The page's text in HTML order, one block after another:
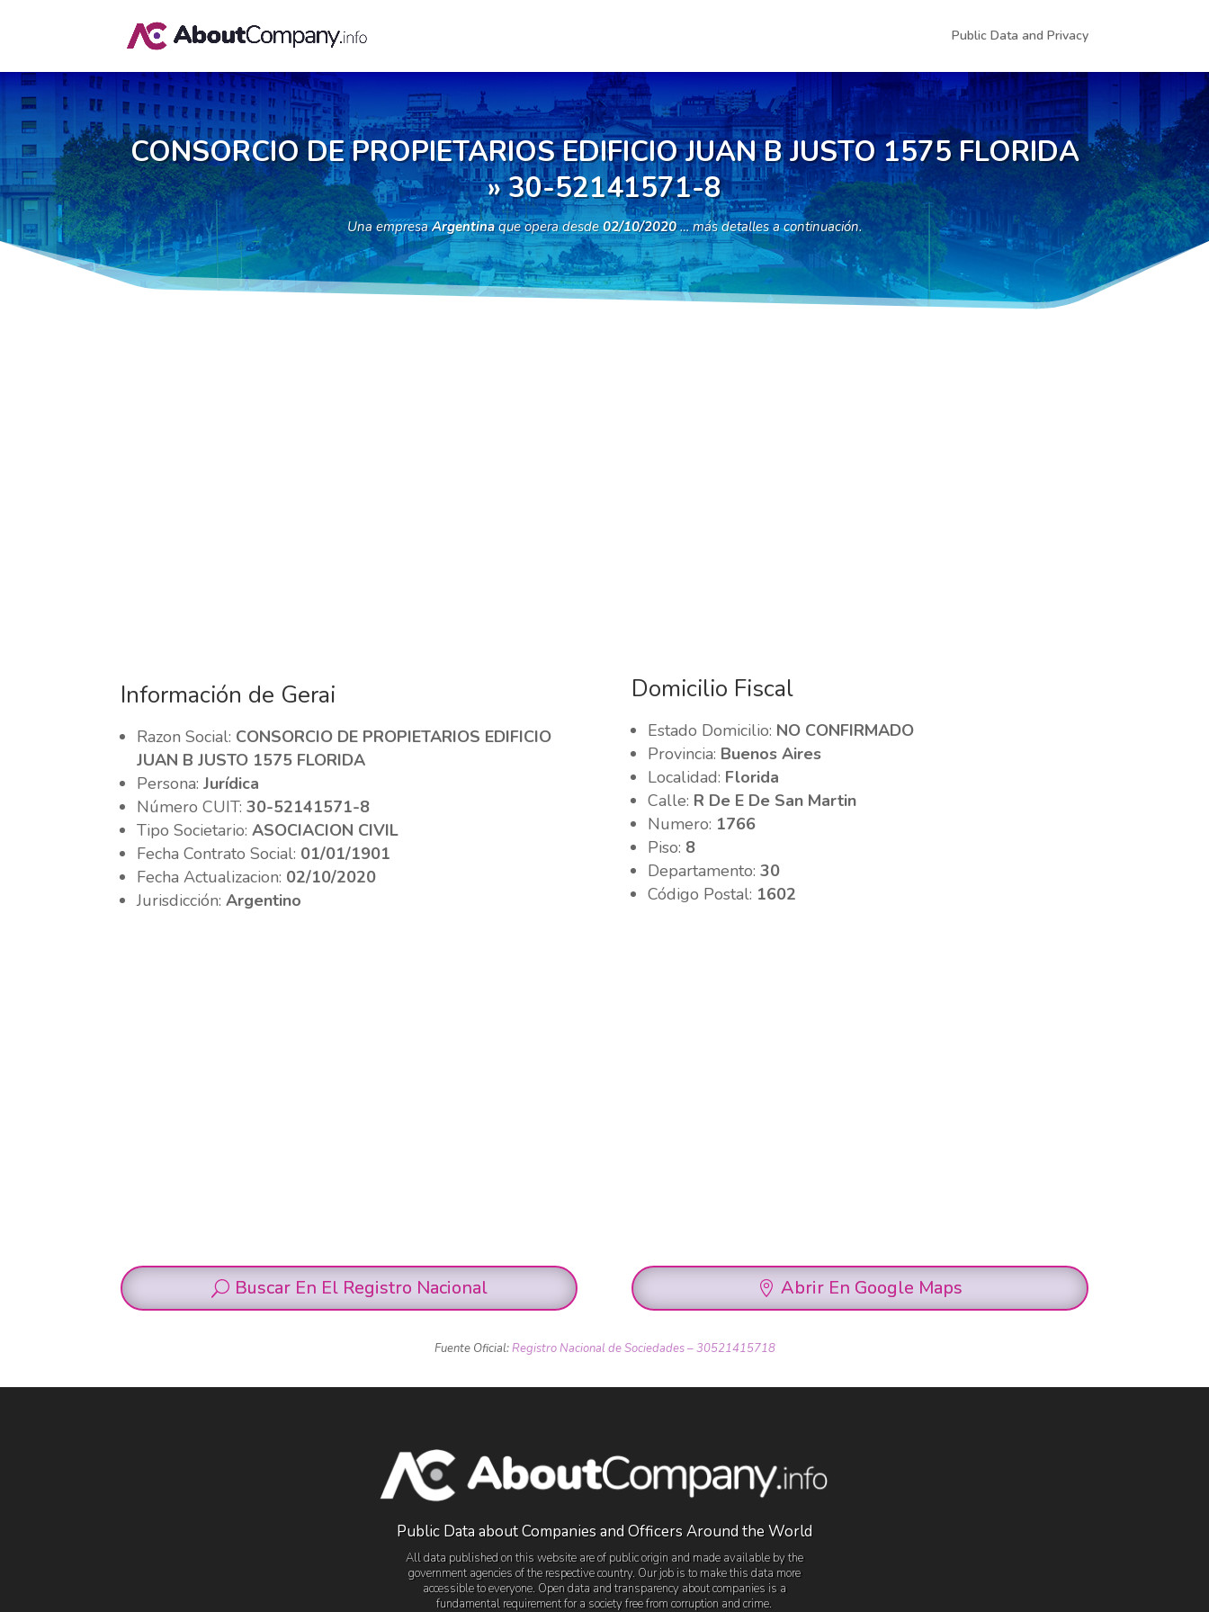
Public Data and Privacy
CONSORCIO DE PROPIETARIOS EDIFICIO JUAN B JUSTO 1575 FLORIDA
» 30-52141571-8
Una empresaArgentinaque opera desde02/10/2020… más detalles a continuación.
Información de Gerai
Razon Social: CONSORCIO DE PROPIETARIOS EDIFICIO
JUAN B JUSTO 1575 FLORIDA
Persona:Jurídica
Número CUIT:30-52141571-8
Tipo Societario:ASOCIACION CIVIL
Fecha Contrato Social: 01/01/1901
Fecha Actualizacion: 02/10/2020
Jurisdicción:Argentino
Domicilio Fiscal
Estado Domicilio: NO CONFIRMADO
Provincia: Buenos Aires
Localidad: Florida
Calle: R De E De San Martin
Numero: 1766
Piso: 8
Departamento: 30
Código Postal: 1602
Buscar En El Registro Nacional Abrir En Google Maps
Fuente Oficial:Registro Nacional de Sociedades – 30521415718
Public Data about Companies and Officers Around the World
All data published on this website are of public origin and made available by the
government agencies of the respective country. Our job is to make this data more
accessible to everyone. Open data and transparency about companies is a
fundamental requirement for a society free from corruption and crime.